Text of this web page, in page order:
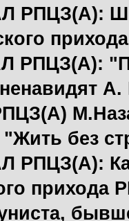
РПЦЗ(А):
РПЦЗ(А):
без
РПЦЗ(А):
прихода